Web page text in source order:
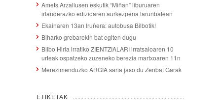
Amets Arzallusen eskutik “Miñan” liburuaren
irlanderazko edizioaren aurkezpena larunbatean
Ekainaren 13an Iruñera: autobusa Bilbotik!
Biharko grebarekin bat egiten dugu
Bilbo Hiria irratiko ZIENTZIALARI irratsaioaren 10
urteak ospatzeko zuzeneko berezia martxoaren 11n
Merezimenduzko ARGIA saria jaso du Zenbat Garak
ETIKETAK